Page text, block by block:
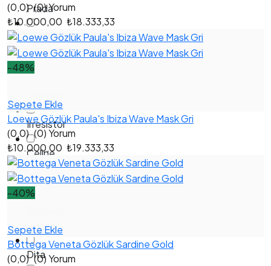
Prada
Fendi
Dior
Irresistor
Celine
Cartier
Veneta
Dita
(0,0) (0) Yorum
₺10.000,00 ₺18.333,33
-48%
Sepete Ekle
Loewe Gözlük Paula's Ibiza Wave Mask Gri
(0,0) (0) Yorum
₺10.000,00 ₺19.333,33
-40%
Sepete Ekle
Bottega Veneta Gözlük Sardine Gold
(0,0) (0) Yorum